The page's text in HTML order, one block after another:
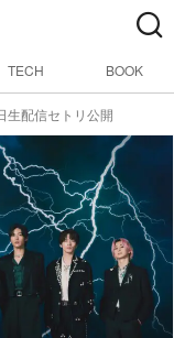
TECH BOOK
生配信セトリ公開